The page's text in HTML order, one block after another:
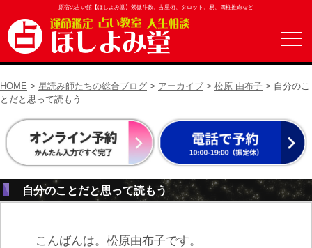
原宿の占い館【ほしよみ堂】紫微斗数、占星術、タロット、易、四柱推命など
HOME > 星読み師たちの総合ブログ > アーカイブ > 松原 由布子 > 自分のこ
とだと思って読もう
自分のことだと思って読もう
こんばんは。松原由布子です。